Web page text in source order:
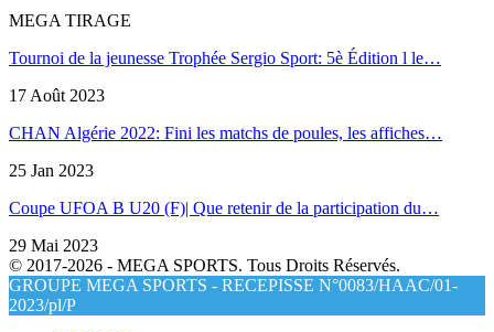
MEGA TIRAGE
Tournoi de la jeunesse Trophée Sergio Sport: 5è Édition l le…
17 Août 2023
CHAN Algérie 2022: Fini les matchs de poules, les affiches…
25 Jan 2023
Coupe UFOA B U20 (F)| Que retenir de la participation du…
29 Mai 2023
© 2017-2026 - MEGA SPORTS. Tous Droits Réservés.
GROUPE MEGA SPORTS - RECEPISSE N°0083/HAAC/01-
2023/pl/P